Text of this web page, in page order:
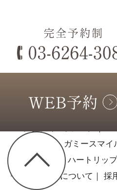
SITE
ドクターインタビュー ｜
出っ歯（上顎前突）
｜
｜ ガミースマイ
親知らず
｜ ハートリップ
モニター募集について ｜ 採